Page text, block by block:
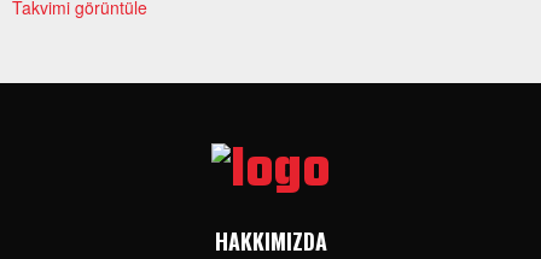
Takvimi görüntüle
HAKKIMIZDA